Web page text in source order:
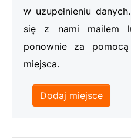
w uzupełnieniu
się z nami mailem
ponownie za
miejsca.
Dodaj miejsce